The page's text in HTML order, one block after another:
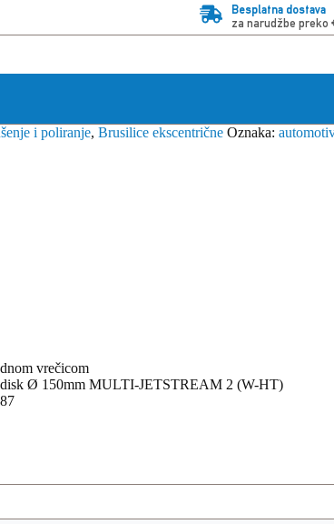
Besplatna dostava
za narudžbe preko
i poliranje, Brusilice ekscentrične Oznaka: automotiv
vrečicom
disk Ø 150mm MULTI-JETSTREAM 2 (W-HT)